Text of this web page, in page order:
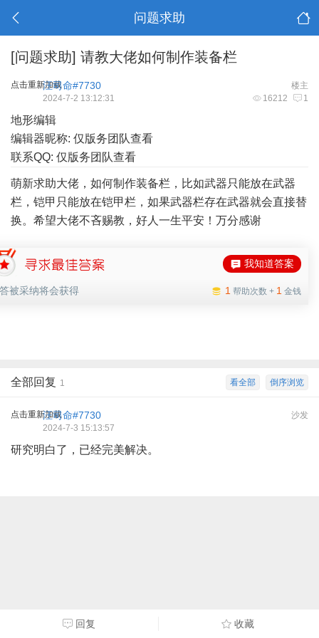
问题求助
[问题求助] 请教大佬如何制作装备栏
点击重新加载 楼主
汪司命#7730
16212 1
2024-7-2 13:12:31
地形编辑
编辑器昵称: 仅版务团队查看
联系QQ: 仅版务团队查看
萌新求助大佬，如何制作装备栏，比如武器只能放在武器
栏，铠甲只能放在铠甲栏，如果武器栏存在武器就会直接替
换。希望大佬不吝赐教，好人一生平安！万分感谢
我知道答案
1 帮助次数 + 1 金钱
被采纳将会获得
倒序浏览
看全部
全部回复 1
点击重新加载 沙发
汪司命#7730
2024-7-3 15:13:57
研究明白了，已经完美解决。
回复 收藏